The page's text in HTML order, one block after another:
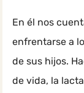
En él nos
enfrentarse a
de sus hijos.
de vida, la